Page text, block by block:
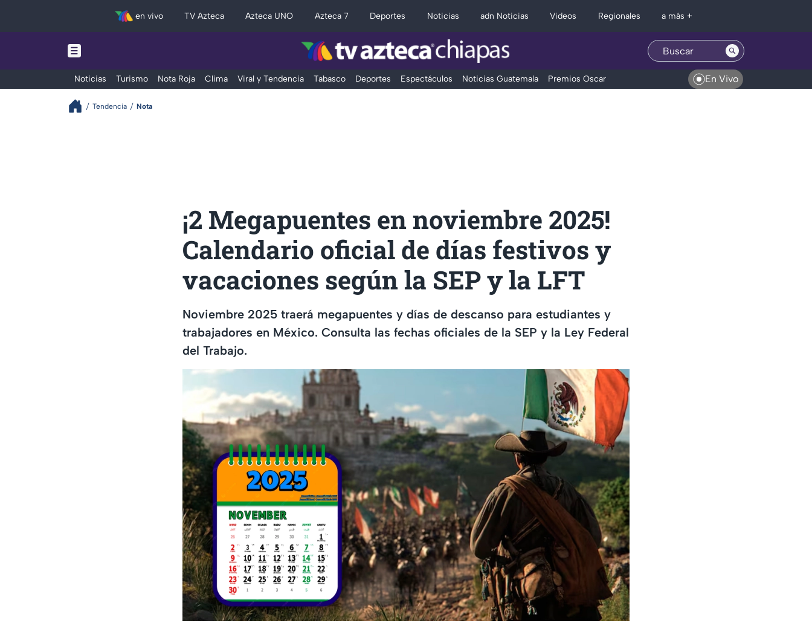
en vivo TV Azteca Azteca UNO Azteca 7 Deportes Noticias adn Noticias Videos Regionales a más +
Noticias Turismo Nota Roja Clima Viral y Tendencia Tabasco Deportes Espectáculos Noticias Guatemala Premios Oscar En Vivo
Tendencia Nota
¡2 Megapuentes en noviembre 2025!
Calendario oficial de días festivos y
vacaciones según la SEP y la LFT
Noviembre 2025 traerá megapuentes y días de descanso para estudiantes y
trabajadores en México. Consulta las fechas oficiales de la SEP y la Ley Federal
del Trabajo.